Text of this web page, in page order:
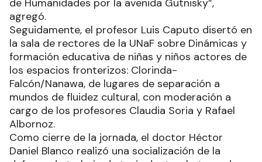
agregó.
Seguidamente, el profesor Luis Caputo disertó en
la sala de rectores de la UNaF sobre Dinámicas y
formación educativa de niñas y niños actores de
los espacios fronterizos: Clorinda-
Falcón/Nanawa, de lugares de separación a
mundos de fluidez cultural, con moderación a
cargo de los profesores Claudia Soria y Rafael
Albornoz.
Como cierre de la jornada, el doctor Héctor
Daniel Blanco realizó una socialización de la